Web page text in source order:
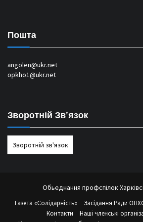
Пошта
angolen@ukr.net
opkho1@ukr.net
Зворотній Зв’язок
Зворотній зв'язок
Обьеднання профспілок
Газета «Солідарність» Засідання Ради
Контакти
Наші членські